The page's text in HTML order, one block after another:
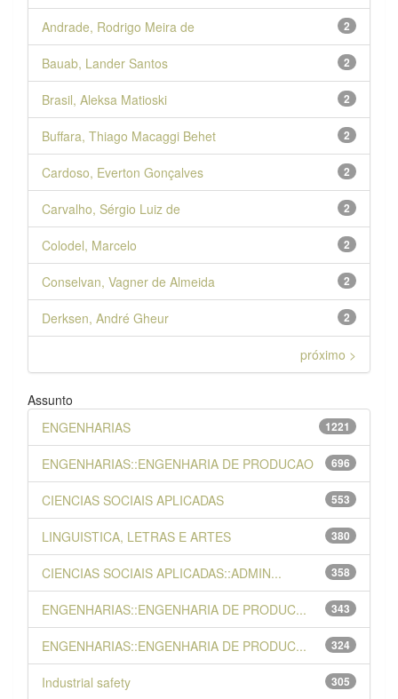
2
Andrade, Rodrigo Meira de
2
Bauab, Lander Santos
2
Brasil, Aleksa Matioski
2
Buffara, Thiago Macaggi Behet
2
Cardoso, Everton Gonçalves
2
Carvalho, Sérgio Luiz de
2
Colodel, Marcelo
2
Conselvan, Vagner de Almeida
2
Derksen, André Gheur
próximo >
Assunto
1221
ENGENHARIAS
696
ENGENHARIAS::ENGENHARIA DE PRODUCAO
553
CIENCIAS SOCIAIS APLICADAS
380
LINGUISTICA, LETRAS E ARTES
358
CIENCIAS SOCIAIS APLICADAS::ADMIN...
343
ENGENHARIAS::ENGENHARIA DE PRODUC...
324
ENGENHARIAS::ENGENHARIA DE PRODUC...
305
Industrial safety